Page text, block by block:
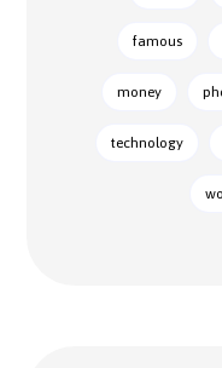
famous
money
technology